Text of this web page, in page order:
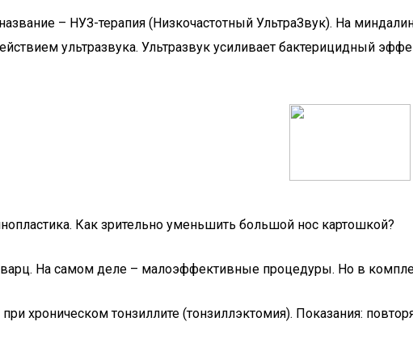
– НУЗ-терапия (Низкочастотный УльтраЗвук). На
ультразвука. Ультразвук усиливает бактерицидный
Как зрительно уменьшить большой нос картошкой?
На самом деле – малоэффективные процедуры. Но в
хроническом тонзиллите (тонзиллэктомия). Показания: